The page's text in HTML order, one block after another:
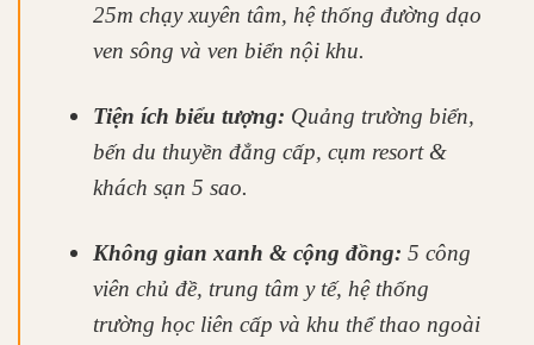
25m chạy xuyên tâm, hệ thống đường dạo
ven sông và ven biển nội khu.
Tiện ích biểu tượng: Quảng trường biển,
bến du thuyền đẳng cấp, cụm resort &
khách sạn 5 sao.
Không gian xanh & cộng đồng: 5 công
viên chủ đề, trung tâm y tế, hệ thống
trường học liên cấp và khu thể thao ngoài